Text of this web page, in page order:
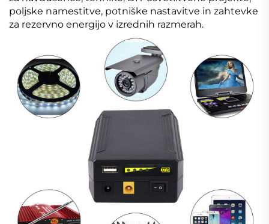
poljske namestitve, potniške nastavitve in zahtevke
za rezervno energijo v izrednih razmerah.